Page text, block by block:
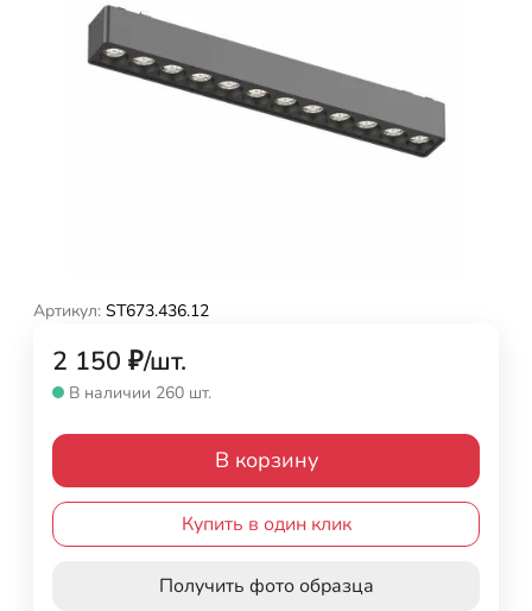
Артикул: ST673.436.12
2 150 ₽/шт.
В наличии 260 шт.
В корзину
Купить в один клик
Получить фото образца